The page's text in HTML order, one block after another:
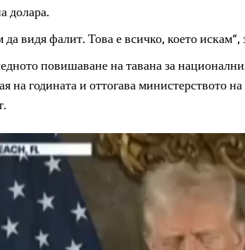
долара.
видя фалит. Това е всичко, което
повишаване на тавана за
на годината и оттогава министерството